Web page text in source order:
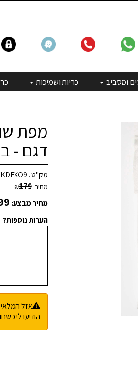
ומסביב כריות ושמיכות
מפת
דגם -
מק"ט :
מחיר: ₪179
מחיר מבצע:
הערות נוספות?
אזל המלאי
הודיעו לי